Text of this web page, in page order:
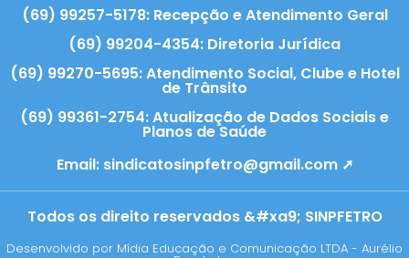
(69) 99257-5178: Recepção e Atendimento Geral
(69) 99204-4354: Diretoria Jurídica
(69) 99270-5695: Atendimento Social, Clube e Hotel
de Trânsito
(69) 99361-2754: Atualização de Dados Sociais e
Planos de Saúde
Email: sindicatosinpfetro@gmail.com ➚
Todos os direito reservados &#xa9; SINPFETRO
Desenvolvido por Mídia Educação e Comunicação LTDA - Aurélio